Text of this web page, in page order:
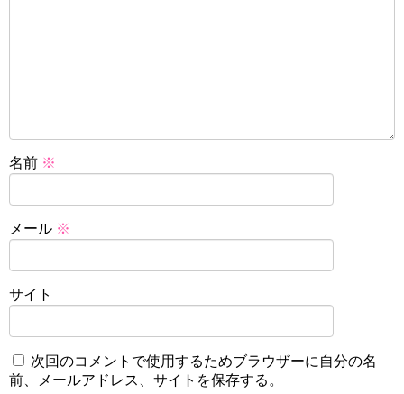
名前 ※
メール ※
サイト
次回のコメントで使用するためブラウザーに自分の名
前、メールアドレス、サイトを保存する。